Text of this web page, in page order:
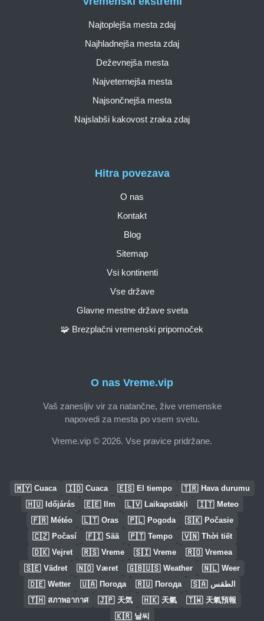
O nas Vreme.vip
Vaš zanesljiv vir za natančne, žive vremenske
napovedi za mesta po vsem svetu.
Vreme.vip © 2026. Vse pravice pridržane.
Hitra povezava
O nas
Kontakt
Blog
Sitemap
Vsi kontinenti
Vse države
Glavne mestne države sveta
🧩 Brezplačni vremenski pripomoček
Najtoplejša mesta zdaj
Najhladnejša mesta zdaj
Deževnejša mesta
Najveternejša mesta
Najsončnejša mesta
Najslabši kakovost zraka zdaj
🇲🇾 Cuaca 🇮🇩 Cuaca 🇪🇸 El tiempo 🇹🇷 Hava durumu
🇭🇺 Időjárás 🇪🇪 Ilm 🇱🇻 Laikapstākļi 🇮🇹 Meteo
🇫🇷 Météo 🇱🇹 Oras 🇵🇱 Pogoda 🇸🇰 Počasie
🇨🇿 Počasí 🇫🇮 Sää 🇵🇹 Tempo 🇻🇳 Thời tiết
🇩🇰 Vejret 🇷🇸 Vreme 🇸🇮 Vreme 🇷🇴 Vremea
🇸🇪 Vädret 🇳🇴 Været 🇬🇧🇺🇸 Weather 🇳🇱 Weer
🇩🇪 Wetter 🇺🇦 Погода 🇷🇺 Погода 🇸🇦 الطقس
🇹🇭 สภาพอากาศ 🇯🇵 天気 🇭🇰 天氣 🇹🇼 天氣預報
🇰🇷 날씨